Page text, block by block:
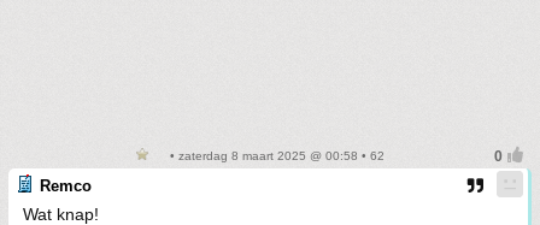
• zaterdag 8 maart 2025 @ 00:58 • 62
Remco
Wat knap!